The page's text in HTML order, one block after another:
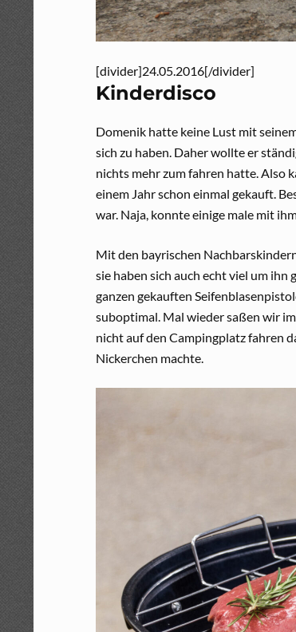
[divider]24.05.2016[/divider]
Kinderdisco
Domenik hatte keine Lust mit
sich zu haben. Daher wollte er
nichts mehr zum fahren hatte. Also
einem Jahr schon einmal gekauft.
war. Naja, konnte einige male mit
Mit den bayrischen
sie haben sich auch echt viel um
ganzen gekauften
suboptimal. Mal wieder saßen wir
nicht auf den Campingplatz fahren
Nickerchen machte.